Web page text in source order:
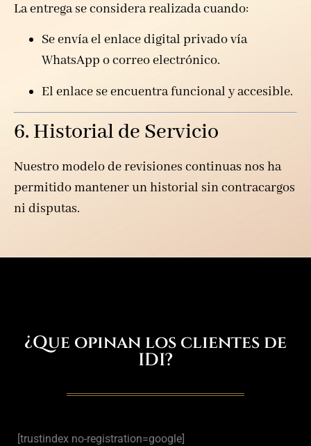
La entrega se considera realizada cuando:
Se envía el enlace digital privado vía
WhatsApp o correo electrónico.
El enlace se encuentra funcional y accesible.
6. Historial de Servicio
Nuestro modelo de revisiones continuas nos ha
permitido mantener un historial sin contracargos
ni disputas.
¿Que opinan los clientes de
IDI?
[trustindex no-registration=google]